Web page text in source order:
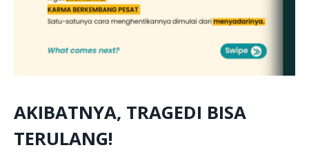
AKIBATNYA, TRAGEDI BISA
TERULANG!